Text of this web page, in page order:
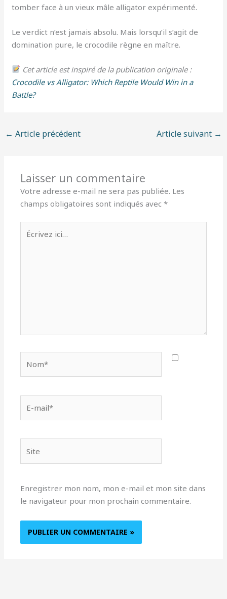
tomber face à un vieux mâle alligator expérimenté.
Le verdict n’est jamais absolu. Mais lorsqu’il s’agit de
domination pure, le crocodile règne en maître.
Cet article est inspiré de la publication originale :
Crocodile vs Alligator: Which Reptile Would Win in a
Battle?
← Article précédent Article suivant →
Laisser un commentaire
Votre adresse e-mail ne sera pas publiée. Les
champs obligatoires sont indiqués avec*
ici…
mail*
Enregistrer mon nom, mon e-mail et mon site dans
le navigateur pour mon prochain commentaire.